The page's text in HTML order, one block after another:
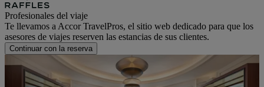
Profesionales del viaje
Te llevamos a Accor TravelPros, el sitio web dedicado para que los
asesores de viajes reserven las estancias de sus clientes.
Continuar con la reserva